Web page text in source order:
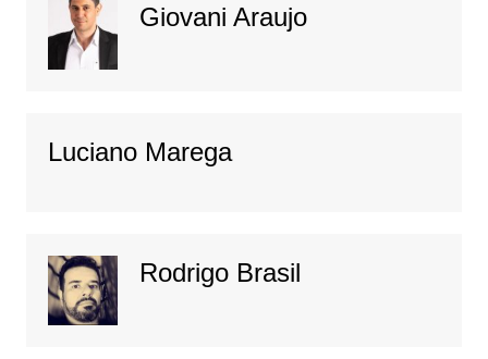
Giovani Araujo
Luciano Marega
Rodrigo Brasil